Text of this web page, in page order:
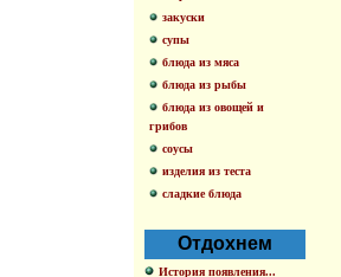
закуски
супы
блюда из мяса
блюда из рыбы
блюда из овощей и
грибов
соусы
изделия из теста
сладкие блюда
Отдохнем
История появления...